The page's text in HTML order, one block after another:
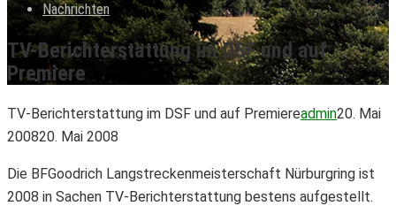
Nachrichten
TV-Berichterstattung im DSF und auf
Premiere
TV-Berichterstattung im DSF und auf Premiereadmin20. Mai
200820. Mai 2008
Die BFGoodrich Langstreckenmeisterschaft Nürburgring ist
2008 in Sachen TV-Berichterstattung bestens aufgestellt.